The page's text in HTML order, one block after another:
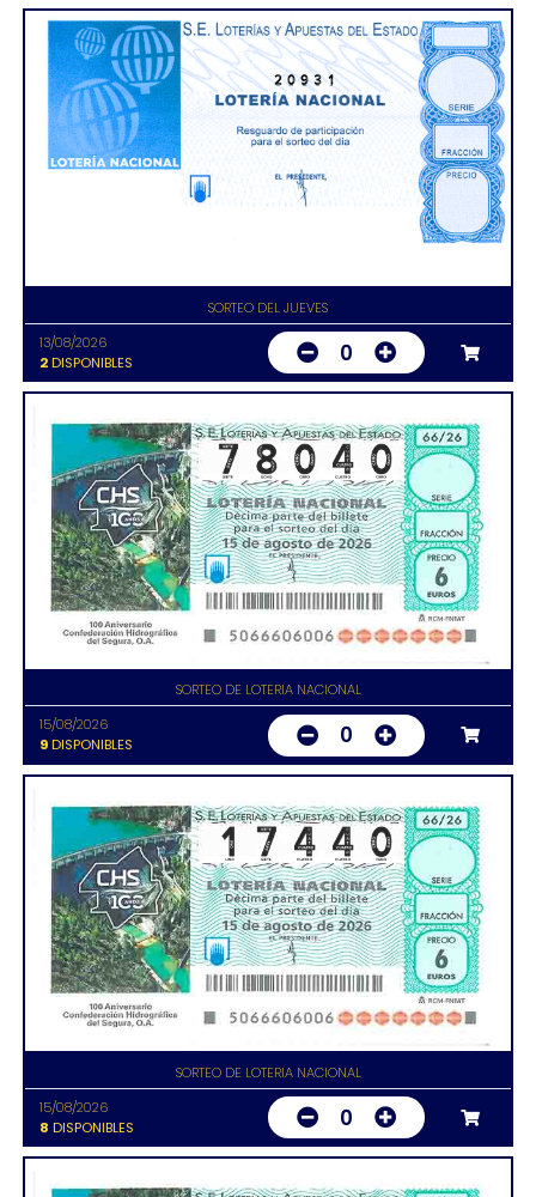
20931
SORTEO DEL JUEVES
13/08/2026
2DISPONIBLES 0
SORTEO DE LOTERIA NACIONAL
15/08/2026
9DISPONIBLES 0
SORTEO DE LOTERIA NACIONAL
15/08/2026
8 DISPONIBLES 0